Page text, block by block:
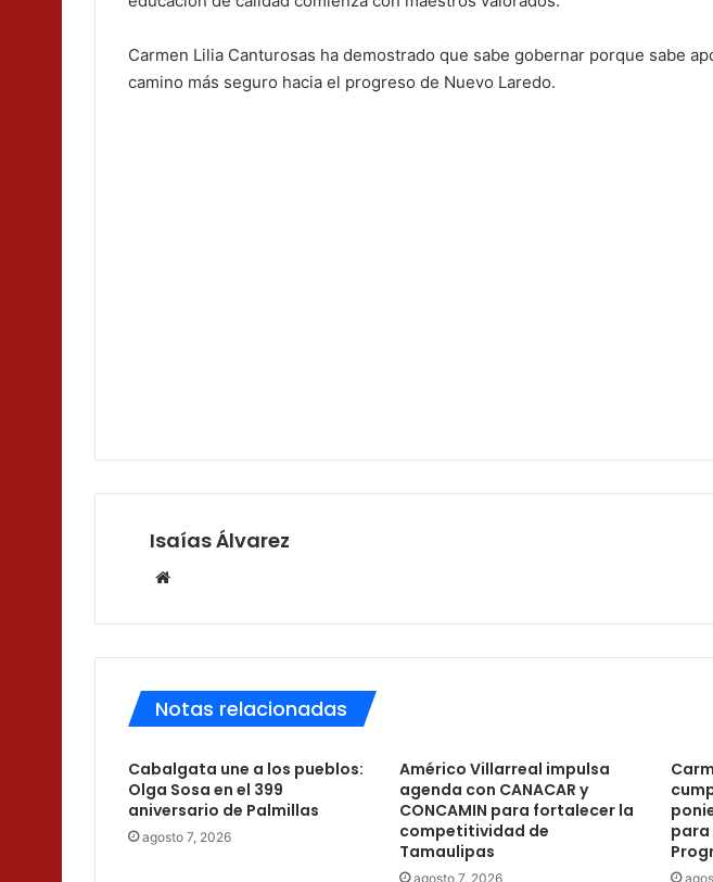
Carmen Lilia Canturosas ha demostrado que sabe gobernar porque sabe
camino más seguro hacia el progreso de Nuevo Laredo.
Isaías Álvarez
Notas relacionadas
Cabalgata une a los pueblos:
Olga Sosa en el 399
aniversario de Palmillas
agosto 7, 2026
Américo Villarreal impulsa
agenda con CANACAR y
CONCAMIN para fortalecer la
competitividad de
Tamaulipas
agosto 7, 2026
para